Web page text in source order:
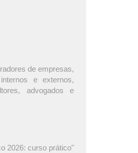
de empresas,
e externos,
advogados e
2026: curso prático"